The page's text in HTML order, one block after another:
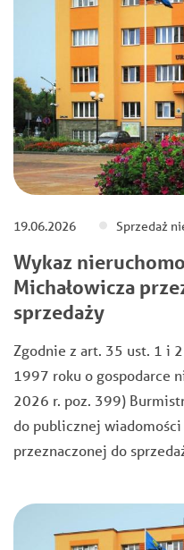
19.06.2026 Sprzedaż
Wykaz
Michałowicza
sprzedaży
Zgodnie z art. 35 ust. 1 i
1997 roku o gospodarce
2026 r. poz. 399)
do publicznej
przeznaczonej do